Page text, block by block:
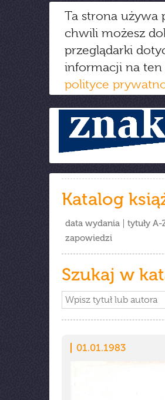
Ta strona używa
chwili możesz
przeglądarki
informacji na ten
polityce
Katalog
data wydania tytuły A-
zapowiedzi
Szukaj w
01.01.1983